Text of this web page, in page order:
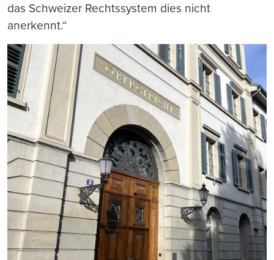
das Schweizer Rechtssystem dies nicht
anerkennt.“